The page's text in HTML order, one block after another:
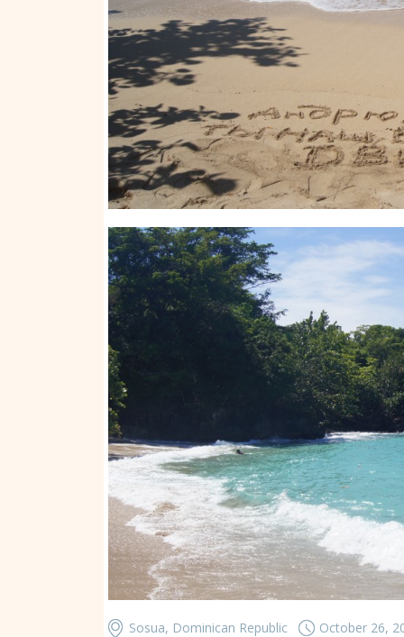
Sosua, Dominican Republic October 26,